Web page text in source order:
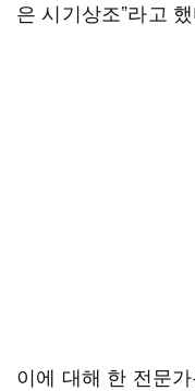
은 시기상조”라고
이에 대해 한 전문